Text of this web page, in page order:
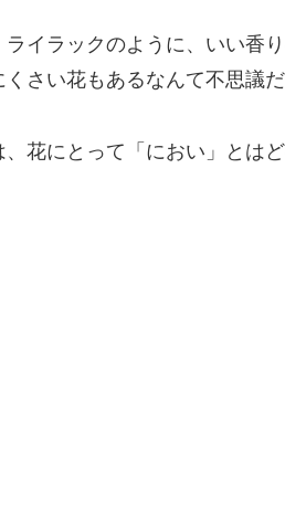
ライラックのように、いい香
くさい花もあるなんて不思議
花にとって「におい」とは